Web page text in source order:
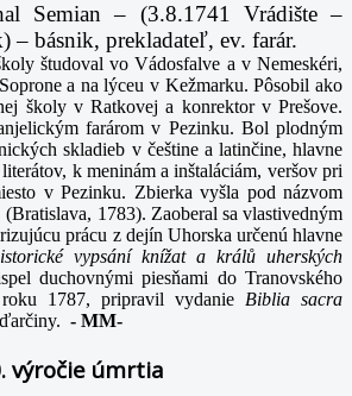
Semian – (3.8.1741 Vrádište –
– básnik, prekladateľ, ev. farár.
študoval vo Vádosfalve a v Nemeskéri,
a na lýceu v Kežmarku. Pôsobil ako
školy v Ratkovej a konrektor v Prešove.
farárom v Pezinku. Bol plodným
skladieb v češtine a latinčine, hlavne
k meninám a inštaláciám, veršov pri
v Pezinku. Zbierka vyšla pod názvom
(Bratislava, 1783). Zaoberal sa vlastivedným
prácu z dejín Uhorska určenú hlavne
vypsání knížat a králů uherských
duchovnými piesňami do Tranovského
1787, pripravil vydanie Biblia sacra
- MM-
výročie úmrtia